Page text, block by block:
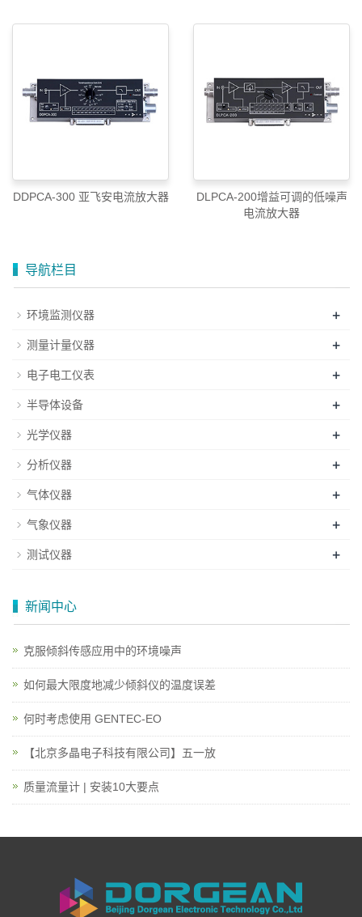
DDPCA-300 亚飞安电流放大器
DLPCA-200增益可调的低噪声
电流放大器
导航栏目
环境监测仪器 +
测量计量仪器 +
电子电工仪表 +
半导体设备 +
光学仪器 +
分析仪器 +
气体仪器 +
气象仪器 +
测试仪器 +
新闻中心
克服倾斜传感应用中的环境噪声
如何最大限度地减少倾斜仪的温度误差
何时考虑使用 GENTEC-EO
【北京多晶电子科技有限公司】五一放
质量流量计 | 安装10大要点